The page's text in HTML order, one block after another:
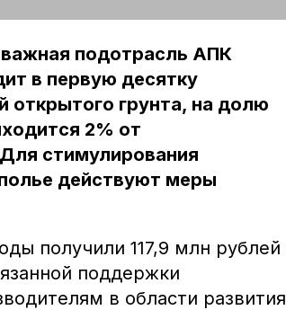
подотрасль АПК
в первую десятку
открытого грунта, на долю
2% от
стимулирования
действуют меры
получили 117,9 млн рублей
поддержки
в области развития